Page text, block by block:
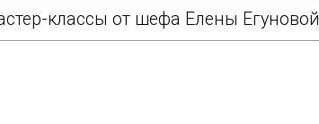
классы от шефа Елены Егуновой